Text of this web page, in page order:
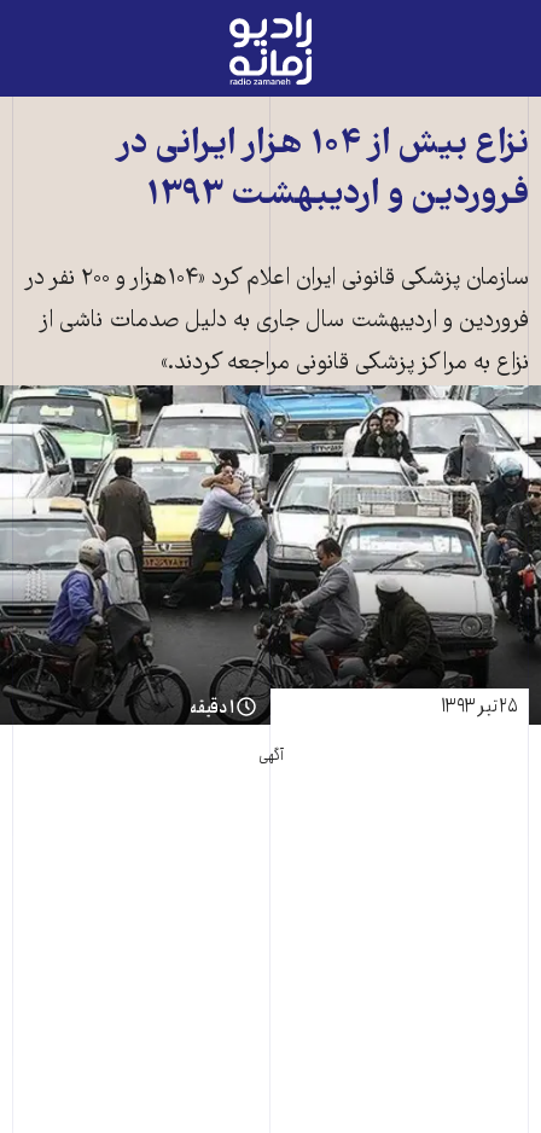
رادیو
زمانه
به
صفحه
اصلی
نزاع بيش از ۱۰۴ هزار ايرانی در
فروردين و ارديبهشت ۱۳۹۳
سازمان پزشکی قانونی ايران اعلام کرد «۱۰۴هزار و ۲۰۰ نفر در
فروردين و ارديبهشت سال جاری به دليل صدمات ناشی از
نزاع به مراکز پزشکی قانونی مراجعه کردند.»
۲۵ تیر ۱۳۹۳ ۱ دقیقه
آگهی